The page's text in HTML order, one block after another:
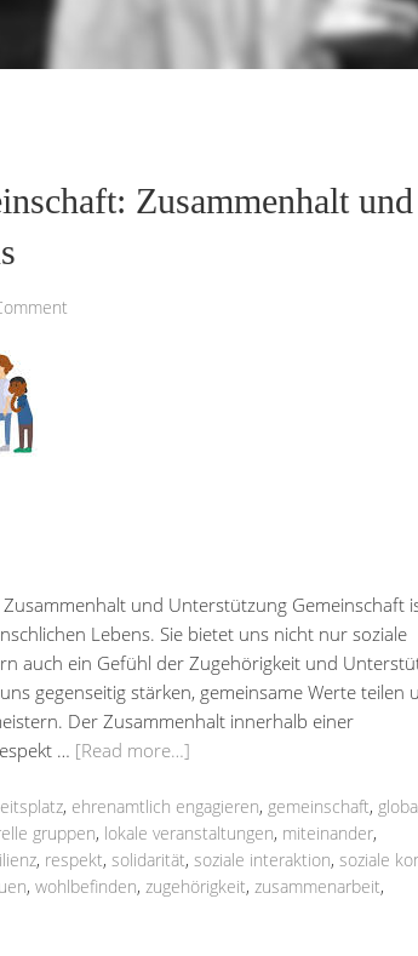
Zusammenhalt und
und Unterstützung Gemeinschaft
Lebens. Sie bietet uns nicht nur soziale
auch ein Gefühl der Zugehörigkeit und
gegenseitig stärken, gemeinsame Werte teilen
Der Zusammenhalt innerhalb einer
… [Read more…]
, ehrenamtlich engagieren, gemeinschaft,
gruppen, lokale veranstaltungen, miteinander,
, respekt, solidarität, soziale interaktion, soziale
, wohlbefinden, zugehörigkeit, zusammenarbeit,